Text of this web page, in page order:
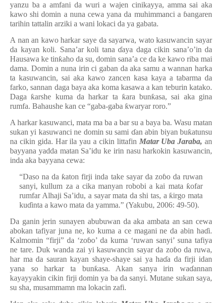
yanzu ba a amfani da wuri a wajen cinikayya, amma sai aka
kawo shi domin a nuna cewa yana da muhimmanci a ɓangaren
tarihin tattalin arziki a wani lokaci da ya gabata.
A nan an kawo harkar saye da sayarwa, wato kasuwancin sayar
da kayan koli. Sana’ar koli tana ɗaya daga cikin sana’o’in da
Hausawa ke tinƙaho da su, domin sana’a ce da ke kawo riba mai
dama. Domin a nuna irin ci gaban da aka samu a wannan harka
ta kasuwancin, sai aka kawo zancen kasa kaya a tabarma da
farko, sannan daga baya aka koma kasawa a kan teburin katako.
Daga ƙarshe kuma da harkar ta ƙara bunƙasa, sai aka gina
rumfa. Bahaushe kan ce “gaba-gaba ƙwaryar roro.”
A harkar kasuwanci, mata ma ba a bar su a baya ba. Wasu matan
sukan yi kasuwanci ne domin su sami ɗan abin biyan buƙatunsu
na cikin gida. Har ila yau a cikin littafin Matar Uba Jaraba, an
bayyana yadda matan Sa’idu ke irin nasu harkokin kasuwancin,
inda aka bayyana cewa:
“Daso na da ƙaton firji inda take sayar da zoɓo da ruwan
sanyi, kullum za a cika manyan robobi a kai mata ƙofar
rumfar Alhaji Sa’idu, a sayar mata da shi tas, a ƙirgo mata
kuɗinta a kawo mata da yamma.” (Yakubu, 2006: 49-50).
Da ganin jerin sunayen abubuwan da aka ambata an san cewa
abokan tafiyar juna ne, ko kuma a ce magani ne da abin haɗi.
Kalmomin “firji” da ‘zoɓo’ da kuma ‘ruwan sanyi’ suna tafiya
ne tare. Duk wanda zai yi kasuwancin sayar da zoɓo da ruwa,
har ma da sauran kayan shaye-shaye sai ya haɗa da firji idan
yana so harkar ta bunƙasa. Akan sanya irin waɗannan
kayayyakin cikin firji domin ya ba da sanyi. Mutane sukan saya,
su sha, musammamn ma lokacin zafi.